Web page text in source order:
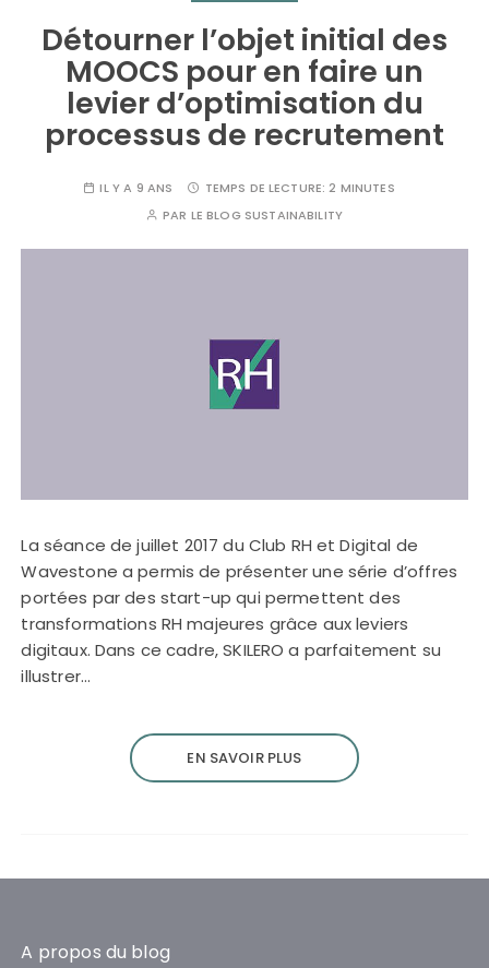
Détourner l’objet initial des
MOOCS pour en faire un
levier d’optimisation du
processus de recrutement
IL Y A 9 ANS TEMPS DE LECTURE:2 MINUTES
PAR LE BLOG SUSTAINABILITY
La séance de juillet 2017 du Club RH et Digital de
Wavestone a permis de présenter une série d’offres
portées par des start-up qui permettent des
transformations RH majeures grâce aux leviers
digitaux. Dans ce cadre, SKILERO a parfaitement su
illustrer…
EN SAVOIR PLUS
A propos du blog